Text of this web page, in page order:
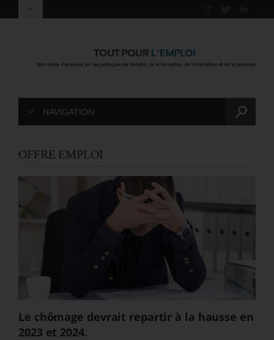
NAVIGATION
OFFRE EMPLOI
Le chômage devrait repartir à la hausse en
2023 et 2024.